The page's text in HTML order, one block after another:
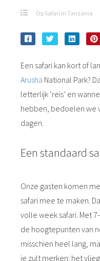
Op Safari in Tanzania
Een safari kan kort of
Arusha National Park?
letterlijk ‘reis’ en
hebben, bedoelen we
dagen.
Een standaard
Onze gasten komen
safari mee te maken.
volle week safari. Met
de hoogtepunten van
misschien heel lang,
je zult merken: het